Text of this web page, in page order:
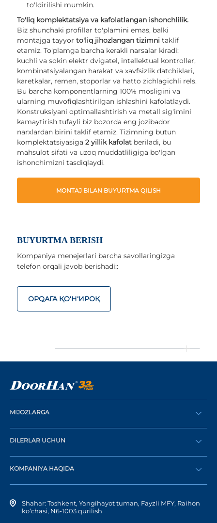
to'ldirilishi mumkin.
To'liq komplektatsiya va kafolatlangan ishonchlilik.
Biz shunchaki profillar to'plamini emas, balki
montajga tayyor to'liq jihozlangan tizimni taklif
etamiz. To'plamga barcha kerakli narsalar kiradi:
kuchli va sokin elektr dvigatel, intellektual kontroller,
kombinatsiyalangan harakat va xavfsizlik datchiklari,
karetkalar, remen, stoporlar va hatto zichlagichli rels.
Bu barcha komponentlarning 100% mosligini va
ularning muvofiqlashtirilgan ishlashini kafolatlaydi.
Konstruksiyani optimallashtirish va metall sig'imini
kamaytirish tufayli biz bozorda eng jozibador
narxlardan birini taklif etamiz. Tizimning butun
komplektatsiyasiga 2 yillik kafolat beriladi, bu
mahsulot sifati va uzoq muddatliligiga bo'lgan
ishonchimizni tasdiqlaydi.
MONTAJ BILAN BUYURTMA QILISH
BUYURTMA BERISH
Kompaniya menejerlari barcha savollaringizga
telefon orqali javob berishadi::
ОРQАГА ҚO‘Н‘ИРОҚ
MIJOZLARGA
Buyurtma berish
DILERLAR UCHUN
Diler bo‘lish
Shaxsiy kabinetga kirish
KOMPANIYA HAQIDA
Kompaniya tarixi
Shahar: Toshkent, Yangihayot tuman, Fayzli MFY, Raihon
ko‘chasi, N6-1003 qurilish